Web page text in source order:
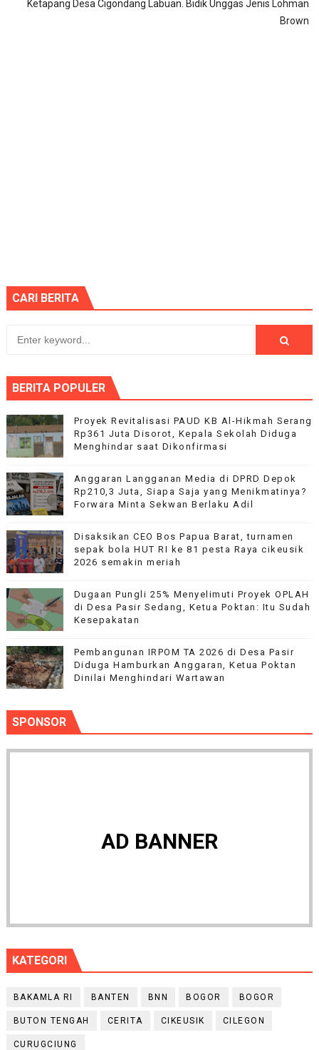
Ketapang Desa Cigondang Labuan. Bidik Unggas Jenis Lohman
Brown
CARI BERITA
BERITA POPULER
Proyek Revitalisasi PAUD KB Al-Hikmah Serang
Rp361 Juta Disorot, Kepala Sekolah Diduga
Menghindar saat Dikonfirmasi
Anggaran Langganan Media di DPRD Depok
Rp210,3 Juta, Siapa Saja yang Menikmatinya?
Forwara Minta Sekwan Berlaku Adil
Disaksikan CEO Bos Papua Barat, turnamen
sepak bola HUT RI ke 81 pesta Raya cikeusik
2026 semakin meriah
Dugaan Pungli 25% Menyelimuti Proyek OPLAH
di Desa Pasir Sedang, Ketua Poktan: Itu Sudah
Kesepakatan
Pembangunan IRPOM TA 2026 di Desa Pasir
Diduga Hamburkan Anggaran, Ketua Poktan
Dinilai Menghindari Wartawan
SPONSOR
AD BANNER
KATEGORI
BAKAMLA RI BANTEN BNN BOGOR BOGOR
BUTON TENGAH CERITA CIKEUSIK CILEGON
CURUGCIUNG